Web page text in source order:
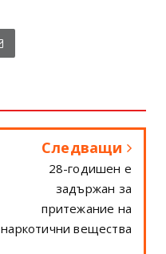
Следващи
28-годишен е
задържан за
притежание на
наркотични вещества